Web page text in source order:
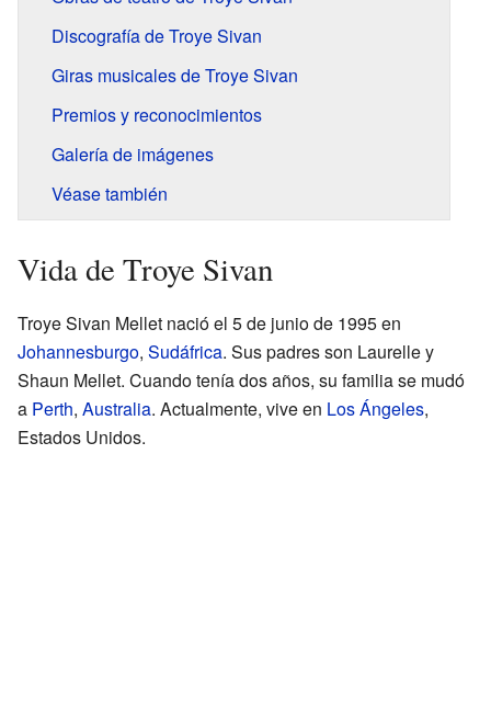
Discografía de Troye Sivan
Giras musicales de Troye Sivan
Premios y reconocimientos
Galería de imágenes
Véase también
Vida de Troye Sivan
Troye Sivan Mellet nació el 5 de junio de 1995 en
Johannesburgo, Sudáfrica. Sus padres son Laurelle y
Shaun Mellet. Cuando tenía dos años, su familia se mudó
a Perth, Australia. Actualmente, vive en Los Ángeles,
Estados Unidos.